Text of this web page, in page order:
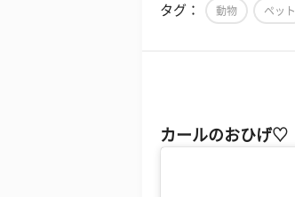
タグ： 動物 ペット
カールのおひげ♡